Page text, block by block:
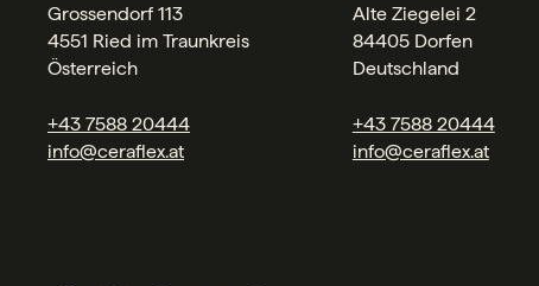
Grossendorf 113
4551 Ried im Traunkreis
Österreich
+43 7588 20444
info@ceraflex.at
Alte Ziegelei 2
84405 Dorfen
Deutschland
+43 7588 20444
info@ceraflex.at